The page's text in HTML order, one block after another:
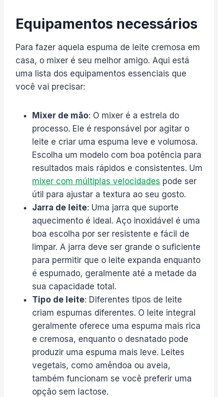
Equipamentos necessários
Para fazer aquela espuma de leite cremosa em
casa, o mixer é seu melhor amigo. Aqui está
uma lista dos equipamentos essenciais que
você vai precisar:
Mixer de mão: O mixer é a estrela do
processo. Ele é responsável por agitar o
leite e criar uma espuma leve e volumosa.
Escolha um modelo com boa potência para
resultados mais rápidos e consistentes. Um
mixer com múltiplas velocidades pode ser
útil para ajustar a textura ao seu gosto.
Jarra de leite: Uma jarra que suporte
aquecimento é ideal. Aço inoxidável é uma
boa escolha por ser resistente e fácil de
limpar. A jarra deve ser grande o suficiente
para permitir que o leite expanda enquanto
é espumado, geralmente até a metade da
sua capacidade total.
Tipo de leite: Diferentes tipos de leite
criam espumas diferentes. O leite integral
geralmente oferece uma espuma mais rica
e cremosa, enquanto o desnatado pode
produzir uma espuma mais leve. Leites
vegetais, como amêndoa ou aveia,
também funcionam se você preferir uma
opção sem lactose.